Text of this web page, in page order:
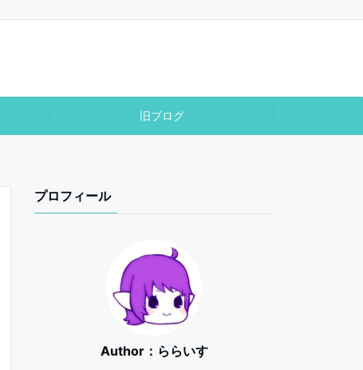
旧ブログ
プロフィール
Author：ららいす